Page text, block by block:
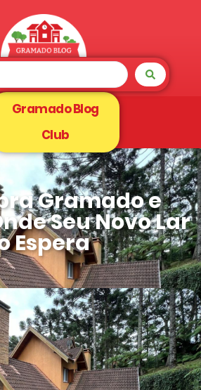
Gramado Blog
Club
Gramado e
Seu Novo Lar
Espera